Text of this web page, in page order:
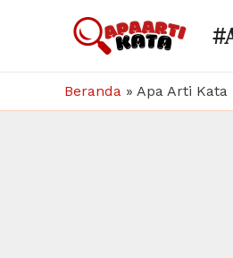
Beranda » Apa Arti Kata